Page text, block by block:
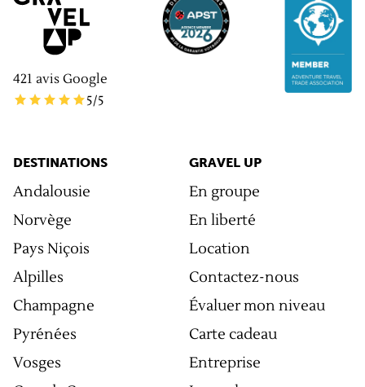
421 avis Google
5/5
DESTINATIONS
Andalousie
Norvège
Pays Niçois
Alpilles
Champagne
Pyrénées
Vosges
GRAVEL UP
En groupe
En liberté
Location
Contactez-nous
Évaluer mon niveau
Carte cadeau
Entreprise